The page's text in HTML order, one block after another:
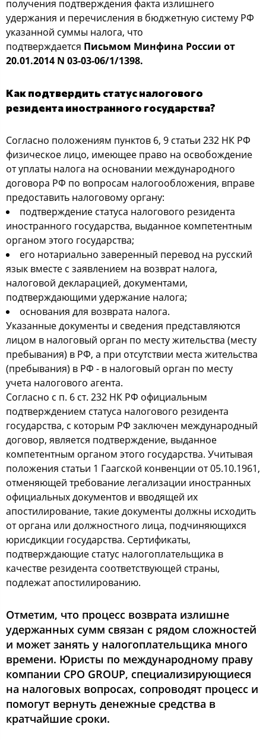
получения подтверждения факта излишнего
удержания и перечисления в бюджетную систему РФ
указанной суммы налога, что
подтверждается Письмом Минфина России от
20.01.2014 N 03-03-06/1/1398.
Как подтвердить статус налогового
резидента иностранного государства?
Согласно положениям пунктов 6, 9 статьи 232 НК РФ
физическое лицо, имеющее право на освобождение
от уплаты налога на основании международного
договора РФ по вопросам налогообложения, вправе
предоставить налоговому органу:
подтверждение статуса налогового резидента
иностранного государства, выданное компетентным
органом этого государства;
его нотариально заверенный перевод на русский
язык вместе с заявлением на возврат налога,
налоговой декларацией, документами,
подтверждающими удержание налога;
основания для возврата налога.
Указанные документы и сведения представляются
лицом в налоговый орган по месту жительства (месту
пребывания) в РФ, а при отсутствии места жительства
(пребывания) в РФ - в налоговый орган по месту
учета налогового агента.
Согласно с п. 6 ст. 232 НК РФ официальным
подтверждением статуса налогового резидента
государства, с которым РФ заключен международный
договор, является подтверждение, выданное
компетентным органом этого государства. Учитывая
положения статьи 1 Гаагской конвенции от 05.10.1961,
отменяющей требование легализации иностранных
официальных документов и вводящей их
апостилирование, такие документы должны исходить
от органа или должностного лица, подчиняющихся
юрисдикции государства. Сертификаты,
подтверждающие статус налогоплательщика в
качестве резидента соответствующей страны,
подлежат апостилированию.
Отметим, что процесс возврата излишне
удержанных сумм связан с рядом сложностей
и может занять у налогоплательщика много
времени. Юристы по международному праву
компании CPO GROUP, специализирующиеся
на налоговых вопросах, сопроводят процесс и
помогут вернуть денежные средства в
кратчайшие сроки.